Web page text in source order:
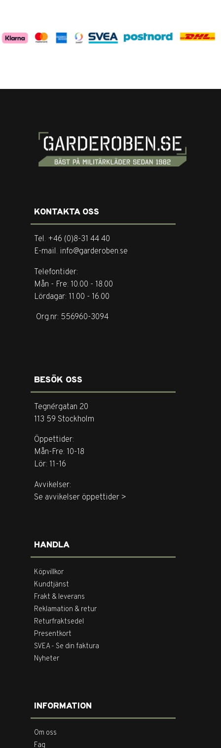
KONTAKTA OSS
Tel. +46 (0)8-31 44 40
E-mail. info@garderoben.se
Telefontider:
Mån - Fre: 10.00 - 18.00
Lördagar: 11.00 - 16.00
Org.nr: 556960-3094
BESÖK OSS
Tegnérgatan 20
113 59 Stockholm
Öppettider:
Mån-Fre: 10-18
Lör: 11-16
Avvikelser:
Se avvikelser öppettider >
HANDLA
Köpvillkor
Kundtjänst
Frakt & leverans
Reklamation & retur
Returfraktsedel
Presentkort
SVEA - Se din faktura
Nyheter
INFORMATION
Om oss
Faq